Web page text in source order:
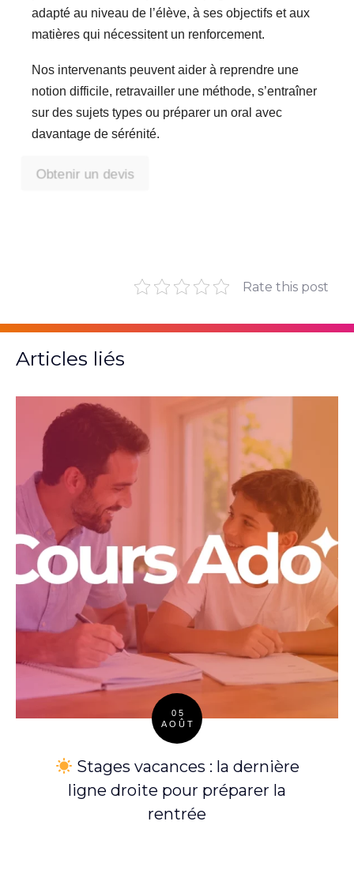
adapté au niveau de l’élève, à ses objectifs et aux
matières qui nécessitent un renforcement.
Nos intervenants peuvent aider à reprendre une
notion difficile, retravailler une méthode, s’entraîner
sur des sujets types ou préparer un oral avec
davantage de sérénité.
Obtenir un devis
Rate this post
Articles liés
05
AOÛT
Stages vacances : la dernière
ligne droite pour préparer la
rentrée